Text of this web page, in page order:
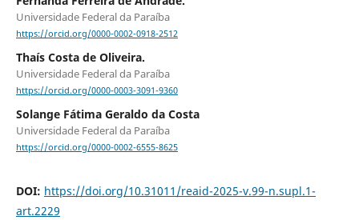
Universidade Federal da Paraíba
https://orcid.org/0000-0002-0918-2512
Thaís Costa de Oliveira.
Universidade Federal da Paraíba
https://orcid.org/0000-0003-3091-9360
Solange ⁠Fátima Geraldo da Costa
Universidade Federal da Paraíba
https://orcid.org/0000-0002-6555-8625
DOI: https://doi.org/10.31011/reaid-2025-v.99-n.supl.1-
art.2229